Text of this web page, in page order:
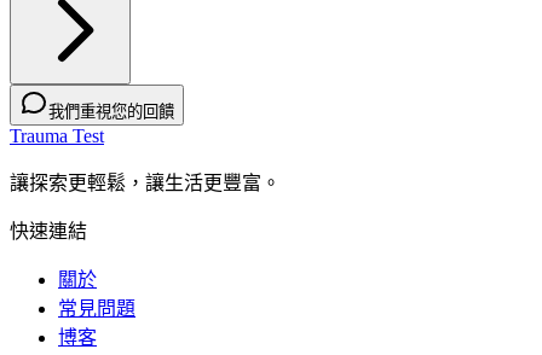
我們重視您的回饋
Trauma Test
讓探索更輕鬆，讓生活更豐富。
快速連結
關於
常見問題
博客